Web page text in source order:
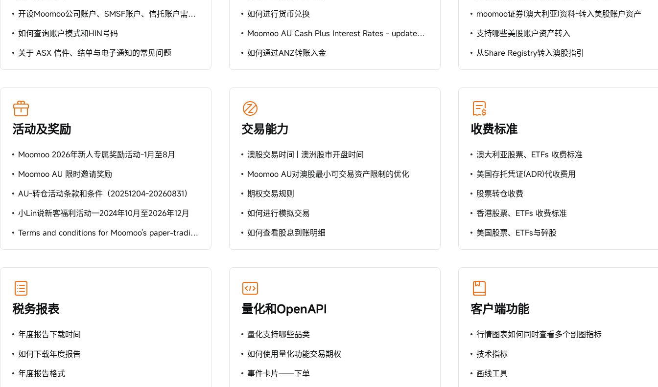
开设Moomoo公司账户、SMSF账户、信托账户需要收集的信息
如何查询账户模式和HIN号码
关于 ASX 信件、结单与电子通知的常见问题
如何进行货币兑换
Moomoo AU Cash Plus Interest Rates - updated on 7/05/2026
如何通过ANZ转账入金
moomoo证券(澳大利亚)资料-转入美股账户资产
支持哪些美股账户资产转入
从Share Registry转入澳股指引
活动及奖励
Moomoo 2026年新人专属奖励活动-1月至8月
Moomoo AU 限时邀请奖励
AU-转仓活动条款和条件（20251204-20260831）
小Lin说新客福利活动—2024年10月至2026年12月
Terms and conditions for Moomoo's paper-trading championship
交易能力
澳股交易时间 | 澳洲股市开盘时间
Moomoo AU对澳股最小可交易资产限制的优化
期权交易规则
如何进行模拟交易
如何查看股息到账明细
收费标准
澳大利亚股票、ETFs 收费标准
美国存托凭证(ADR)代收费用
股票转仓收费
香港股票、ETFs 收费标准
美国股票、ETFs与碎股
税务报表
年度报告下载时间
如何下载年度报告
年度报告格式
量化和OpenAPI
量化支持哪些品类
如何使用量化功能交易期权
事件卡片——下单
客户端功能
行情图表如何同时查看多个副图指标
技术指标
画线工具